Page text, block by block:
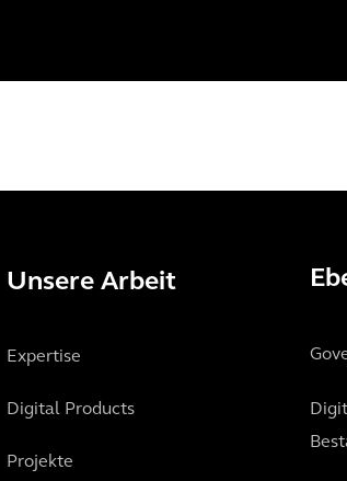
Unsere Arbeit
Expertise
Digital Products
Projekte